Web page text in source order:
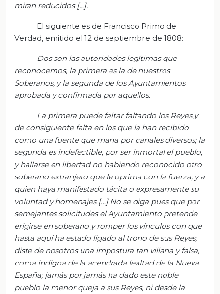
miran reducidos […].
El siguiente es de Francisco Primo de
Verdad, emitido el 12 de septiembre de 1808:
Dos son las autoridades legítimas que
reconocemos, la primera es la de nuestros
Soberanos, y la segunda de los Ayuntamientos
aprobada y confirmada por aquellos.
La primera puede faltar faltando los Reyes y
de consiguiente falta en los que la han recibido
como una fuente que mana por canales diversos; la
segunda es indefectible, por ser inmortal el pueblo,
y hallarse en libertad no habiendo reconocido otro
soberano extranjero que le oprima con la fuerza, y a
quien haya manifestado tácita o expresamente su
voluntad y homenajes […] No se diga pues que por
semejantes solicitudes el Ayuntamiento pretende
erigirse en soberano y romper los vínculos con que
hasta aquí ha estado ligado al trono de sus Reyes;
diste de nosotros una impostura tan villana y falsa,
coma indigna de la acendrada lealtad de la Nueva
España; jamás por jamás ha dado este noble
pueblo la menor queja a sus Reyes, ni desde la